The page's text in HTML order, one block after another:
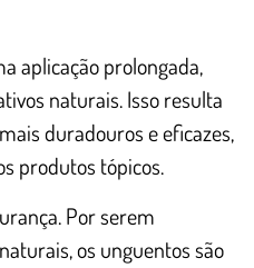
aplicação prolongada,
naturais. Isso resulta
duradouros e eficazes,
produtos tópicos.
Por serem
os unguentos são